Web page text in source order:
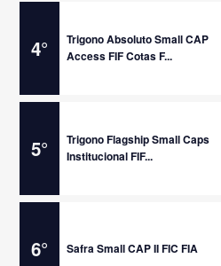
4°
Trigono Absoluto Small CAP
Access FIF Cotas F...
5°
Trigono Flagship Small Caps
Institucional FIF...
6° Safra Small CAP II FIC FIA